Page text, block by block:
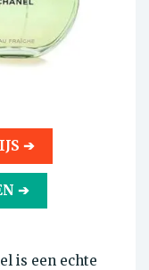
➔
➔
is een echte